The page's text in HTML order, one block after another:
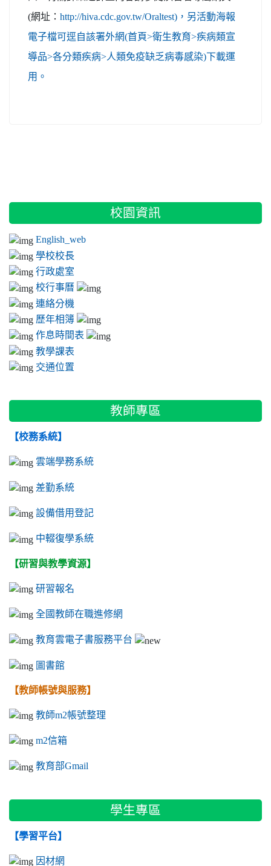
(網址： http://hiva.cdc.gov.tw/Oraltest)，另活動海報
電子檔可逕自該署外網(首頁>衛生教育>疾病類宣
導品>各分類疾病>人類免疫缺乏病毒感染)下載運
用。
::: 校園資訊
English_web
學校校長
行政處室
校行事曆
連絡分機
歷年相簿
作息時間表
教學課表
交通位置
教師專區
【校務系統】
雲端學務系統
差勤系統
設備借用登記
中輟復學系統
【研習與教學資源】
研習報名
全國教師在職進修網
教育雲電子書服務平台
圖書館
【教師帳號與服務】
教師m2帳號整理
m2信箱
教育部Gmail
學生專區
【學習平台】
因材網